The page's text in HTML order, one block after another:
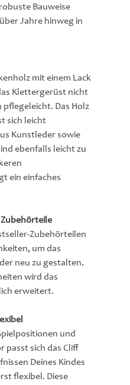
Bauweise
Jahre hinweg in
mit einem Lack
Klettergerüst nicht
Das Holz
sich leicht
Kunstleder sowie
ebenfalls leicht zu
ein einfaches
Zubehörteilen
um das
neu zu gestalten.
wird das
erweitert.
und
passt sich das Cliff
Deines Kindes
flexibel. Diese